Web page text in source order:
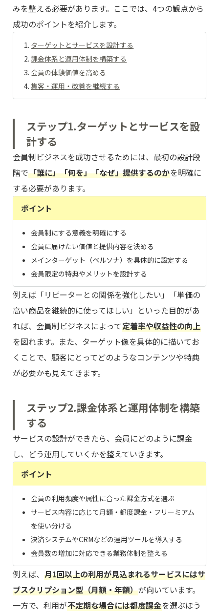
みを整える必要があります。ここでは、4つの観点から
成功のポイントを紹介します。
ターゲットとサービスを設計する
課金体系と運用体制を構築する
会員の体験価値を高める
集客・運用・改善を継続する
ステップ1.ターゲットとサービスを設
計する
会員制ビジネスを成功させるためには、最初の設計段
階で「誰に」「何を」「なぜ」提供するのかを明確に
する必要があります。
ポイント
会員制にする意義を明確にする
会員に届けたい価値と提供内容を決める
メインターゲット（ペルソナ）を具体的に設定する
会員限定の特典やメリットを設計する
例えば「リピーターとの関係を強化したい」「単価の
高い商品を継続的に使ってほしい」といった目的があ
れば、会員制ビジネスによって定着率や収益性の向上
を図れます。また、ターゲット像を具体的に描いてお
くことで、顧客にとってどのようなコンテンツや特典
が必要かも見えてきます。
ステップ2.課金体系と運用体制を構築
する
サービスの設計ができたら、会員にどのように課金
し、どう運用していくかを整えていきます。
ポイント
会員の利用頻度や属性に合った課金方式を選ぶ
サービス内容に応じて月額・都度課金・フリーミアム
を使い分ける
決済システムやCRMなどの運用ツールを導入する
会員数の増加に対応できる業務体制を整える
例えば、月1回以上の利用が見込まれるサービスにはサ
ブスクリプション型（月額・年額）が向いています。
一方で、利用が不定期な場合には都度課金を選ぶほう